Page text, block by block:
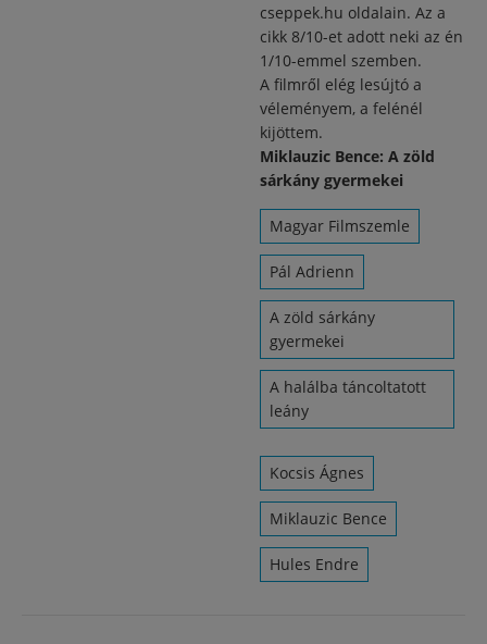
cseppek.hu oldalain. Az a
cikk 8/10-et adott neki az én
1/10-emmel szemben.
A filmről elég lesújtó a
véleményem, a felénél
kijöttem.
Miklauzic Bence: A zöld
sárkány gyermekei
Magyar Filmszemle
Pál Adrienn
A zöld sárkány
gyermekei
A halálba táncoltatott
leány
Kocsis Ágnes
Miklauzic Bence
Hules Endre